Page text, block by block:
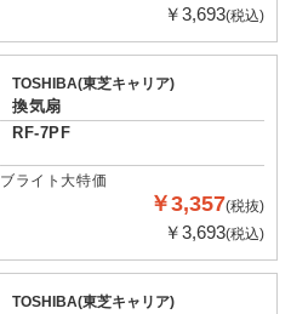
￥3,693(税込)
TOSHIBA(東芝キャリア)
換気扇
RF-7PF
ブライト大特価
￥3,357(税抜)
￥3,693(税込)
TOSHIBA(東芝キャリア)